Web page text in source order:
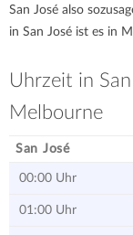
San José also
in San José ist es in
Uhrzeit in
Melbourne
San José
00:00 Uhr
01:00 Uhr